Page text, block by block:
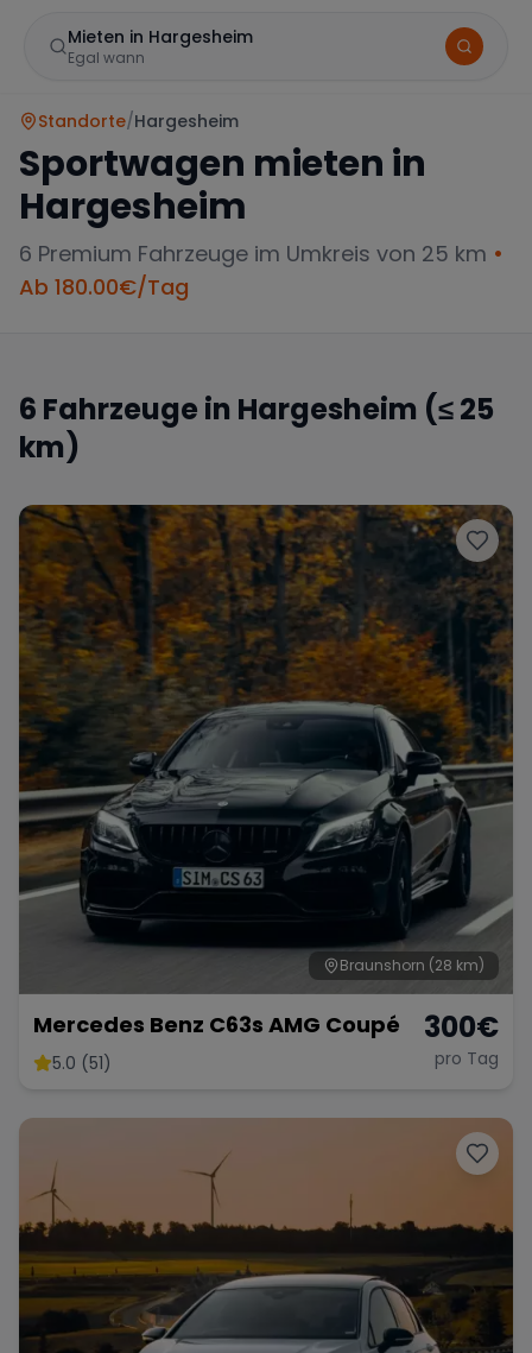
Mieten in Hargesheim
Egal wann
Porsche Lamborghini
McLaren Ford Jaguar
Tesla Chevrolet Dodge
Bentley Aston Martin
Maserati
Wann
Zeitraum wählen
Standorte/Hargesheim
Sportwagen mieten in
Hargesheim
6 Premium Fahrzeuge im Umkreis von 25 km •
Ab 180.00€/Tag
6 Fahrzeuge in Hargesheim (≤ 25
km)
Braunshorn (28 km)
Mercedes Benz C63s AMG Coupé
5.0 (51)
300€
pro Tag